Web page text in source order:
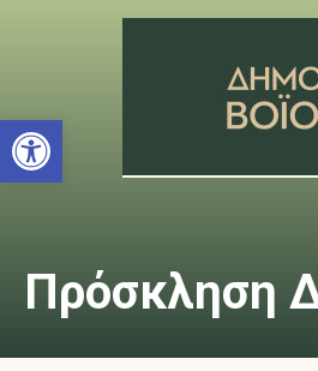
Ανοίξτε τη
Πρόσκληση